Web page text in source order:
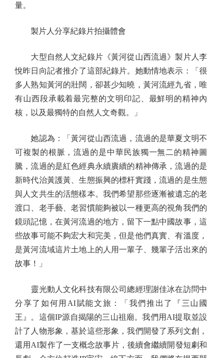
量。
製片人分享紀錄片拍攝體會
大型自然人文紀錄片《黃河從山西流過》製片人李
悅昨日向記者推介了這部紀錄片。她動情地表示：「很
多人熟知黃河的壯闊，卻甚少知曉，黃河流經九省，唯
有山西段承載着最完整的文明印記、最鮮明的精神內
核，以及最獨特的自然人文奇觀。」
她認為：「黃河從山西流過，流過的是華夏文明不
可複製的根脈，流過的是中華民族獨一無二的精神圖
騰，流過的是紅色經典永續賡續的精神傳承，流過的是
新時代治黃護黃、生態振興的標杆實踐，流過的是生態
與人文共生的活態樣本。我們希望那些逐漸被遺忘的老
渡口、老手藝、老習慣能夠被以一種更高的視角我們的
鏡頭記憶，在黃河流過的地方，留下一點中國故事，這
些故事可能不夠宏大和完美，但是他們真實、有溫度，
是黃河流域這片土地上的人用一輩子、幾輩子活出來的
故事！」
靈光動人文化科技有限公司總經理謝佳冰在訪問中
分享了如何用AI賦能文旅：「我們推出了『三山國
王』。這個IP源自揭陽的三山祖廟。我們用AI提取並設
計了人物形象，基於這些形象，我們開發了系列文創，
還用AI製作了一支概念故事片，後續會繼續開發短劇和